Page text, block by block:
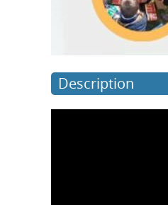
Description